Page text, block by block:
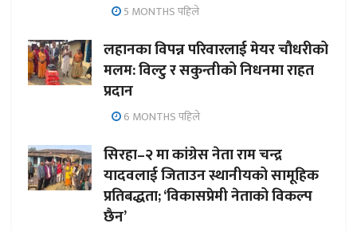
5 MONTHS पहिले
लहानका विपन्न परिवारलाई मेयर चौधरीको
मलम: विल्टु र सकुन्तीको निधनमा राहत
प्रदान
6 MONTHS पहिले
सिरहा–२ मा कांग्रेस नेता राम चन्द्र
यादवलाई जिताउन स्थानीयको सामूहिक
प्रतिबद्धता; ‘विकासप्रेमी नेताको विकल्प
छैन’